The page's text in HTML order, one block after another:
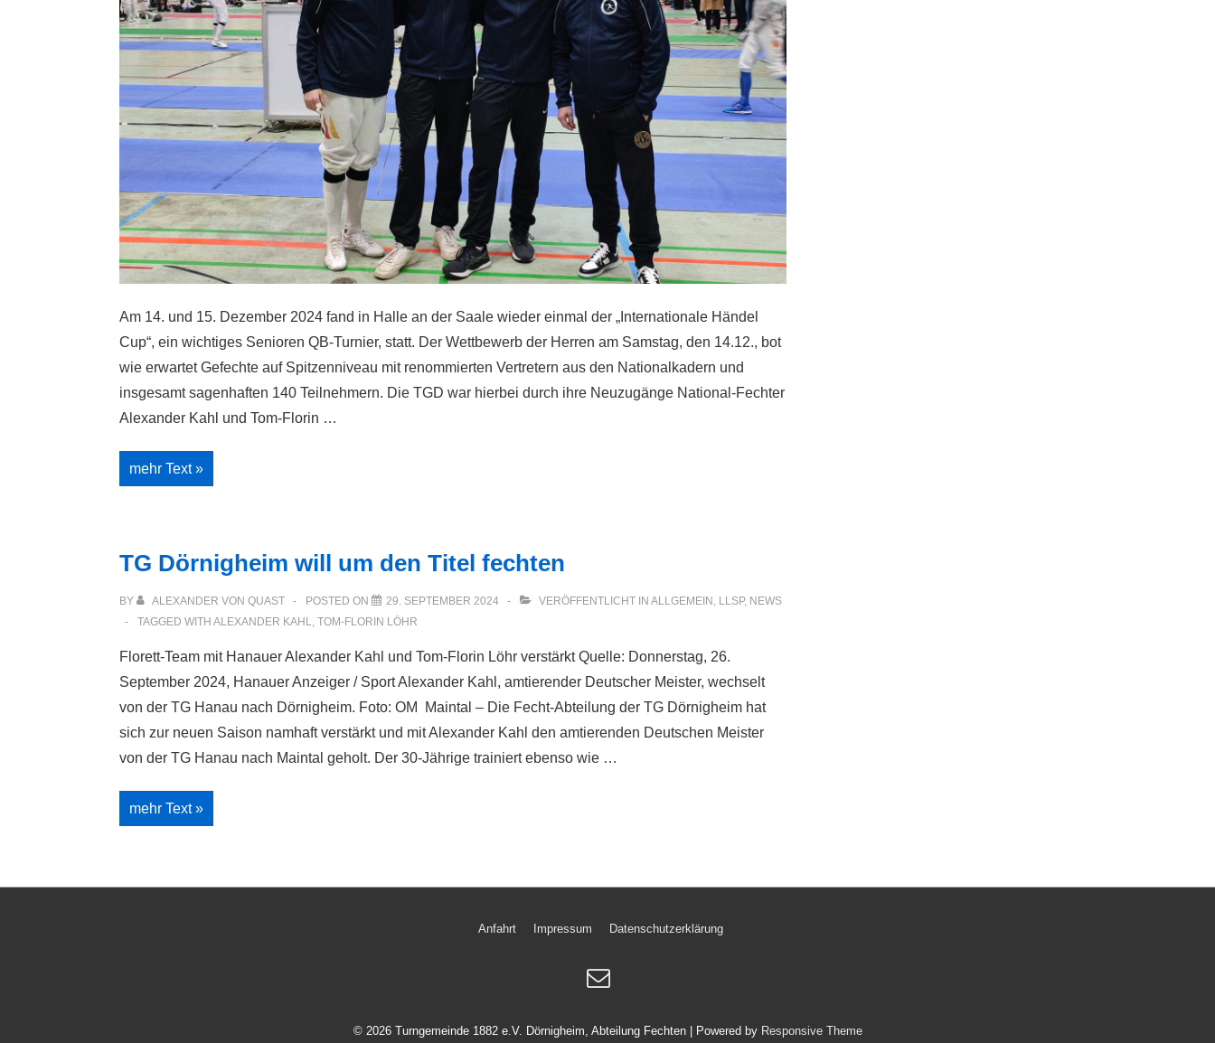
Am 14. und 15. Dezember 2024 fand in Halle an der Saale wieder einmal der „Internationale Händel
Cup“, ein wichtiges Senioren QB-Turnier, statt. Der Wettbewerb der Herren am Samstag, den 14.12., bot
wie erwartet Gefechte auf Spitzenniveau mit renommierten Vertretern aus den Nationalkadern und
insgesamt sagenhaften 140 Teilnehmern. Die TGD war hierbei durch ihre Neuzugänge National-Fechter
Alexander Kahl und Tom-Florin …
Alexander
Kahl
Nummer
im
Herrenflorett
mehr Text »
TG Dörnigheim will um den Titel fechten
BY ALEXANDER VON QUAST POSTED ON 29. SEPTEMBER 2024 VERÖFFENTLICHT IN ALLGEMEIN , LLSP, NEWS
TAGGED WITH ALEXANDER KAHL, TOM-FLORIN LÖHR
Florett-Team mit Hanauer Alexander Kahl und Tom-Florin Löhr verstärkt Quelle: Donnerstag, 26.
September 2024, Hanauer Anzeiger / Sport Alexander Kahl, amtierender Deutscher Meister, wechselt
von der TG Hanau nach Dörnigheim. Foto: OM Maintal – Die Fecht-Abteilung der TG Dörnigheim hat
sich zur neuen Saison namhaft verstärkt und mit Alexander Kahl den amtierenden Deutschen Meister
von der TG Hanau nach Maintal geholt. Der 30-Jährige trainiert ebenso wie …
TG
Dörnigheim
fechten
mehr Text »
Anfahrt Impressum Datenschutzerklärung
© 2026 Turngemeinde 1882 e.V. Dörnigheim, Abteilung Fechten | Powered by Responsive Theme